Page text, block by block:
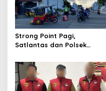
Strong Point Pagi,
Satlantas dan Polsek
Hadir Wujudkan Keamanan
serta Keselamatan Berlalu
Lintas